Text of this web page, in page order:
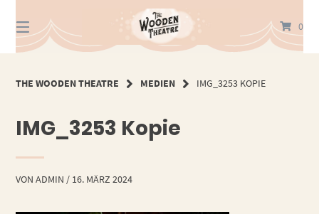
zum
Inhalt
0
THE WOODEN THEATRE MEDIEN IMG_3253 KOPIE
IMG_3253 Kopie
VONADMIN / 16. MÄRZ 2024